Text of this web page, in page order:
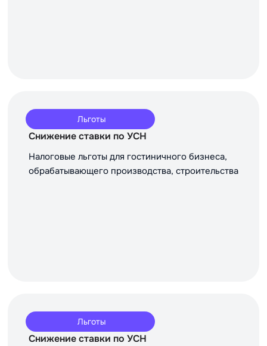
Льготы
Снижение ставки по УСН
Налоговые льготы для гостиничного бизнеса,
обрабатывающего производства, строительства
Льготы
Снижение ставки по УСН